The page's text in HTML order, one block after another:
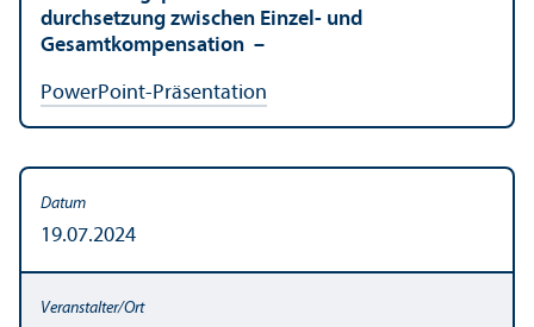
durchsetzung zwischen Einzel- und
Gesamtkompensation –
PowerPoint-Präsentation
19.07.2024